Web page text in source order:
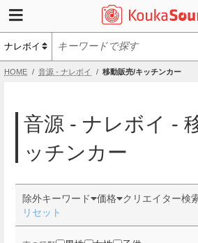
HOME 音源 - ナレボイ 移動販売/キッチンカー
音源 - ナレボイ -
ッチンカー
除外キーワード 価格 クリエイター検
リセット